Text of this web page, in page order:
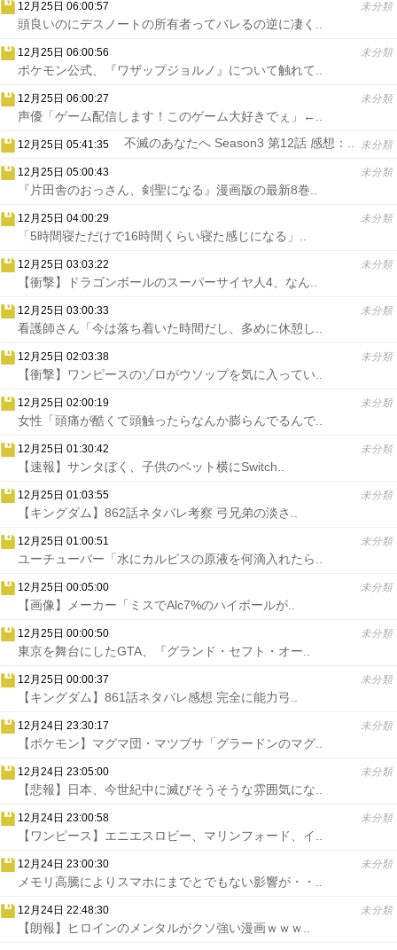
12月25日 06:00:57 未分類
頭良いのにデスノートの所有者ってバレるの逆に凄く..
12月25日 06:00:56 未分類
ポケモン公式、『ワザップジョルノ』について触れて..
12月25日 06:00:27 未分類
声優「ゲーム配信します！このゲーム大好きでぇ」←..
12月25日 05:41:35 未分類
不滅のあなたへ Season3 第12話 感想：..
12月25日 05:00:43 未分類
『片田舎のおっさん、剣聖になる』漫画版の最新8巻..
12月25日 04:00:29 未分類
「5時間寝ただけで16時間くらい寝た感じになる」..
12月25日 03:03:22 未分類
【衝撃】ドラゴンボールのスーパーサイヤ人4、なん..
12月25日 03:00:33 未分類
看護師さん「今は落ち着いた時間だし、多めに休憩し..
12月25日 02:03:38 未分類
【衝撃】ワンピースのゾロがウソップを気に入ってい..
12月25日 02:00:19 未分類
女性「頭痛が酷くて頭触ったらなんか膨らんでるんで..
12月25日 01:30:42 未分類
【速報】サンタぼく、子供のベット横にSwitch..
12月25日 01:03:55 未分類
【キングダム】862話ネタバレ考察 弓兄弟の淡さ..
12月25日 01:00:51 未分類
ユーチューバー「水にカルピスの原液を何滴入れたら..
12月25日 00:05:00 未分類
【画像】メーカー「ミスでAlc7%のハイボールが..
12月25日 00:00:50 未分類
東京を舞台にしたGTA、『グランド・セフト・オー..
12月25日 00:00:37 未分類
【キングダム】861話ネタバレ感想 完全に能力弓..
12月24日 23:30:17 未分類
【ポケモン】マグマ団・マツブサ「グラードンのマグ..
12月24日 23:05:00 未分類
【悲報】日本、今世紀中に滅びそうそうな雰囲気にな..
12月24日 23:00:58 未分類
【ワンピース】エニエスロビー、マリンフォード、イ..
12月24日 23:00:30 未分類
メモリ高騰によりスマホにまでとでもない影響が・・..
12月24日 22:48:30 未分類
【朗報】ヒロインのメンタルがクソ強い漫画ｗｗｗ..